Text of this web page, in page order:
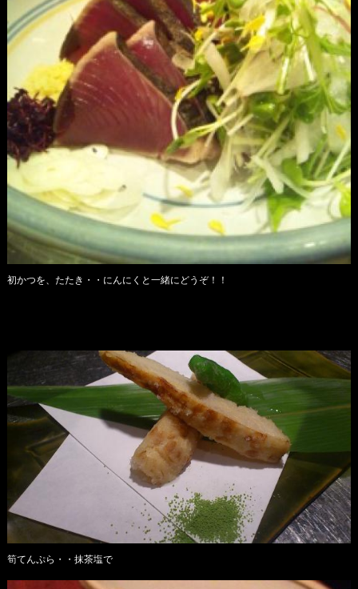
初かつを、たたき・・にんにくと一緒にどうぞ！！
筍てんぷら・・抹茶塩で